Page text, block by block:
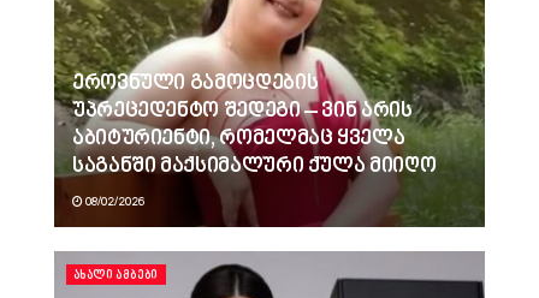
ეროვნული გამოცდების
უპრეცედენტო შედეგი – ვინ არის
აბიტურიენტი, რომელმაც ყველა
საგანში მაქსიმალური ქულა მიიღო
08/02/2026
ᲐᲮᲐᲚᲘ ᲐᲛᲑᲔᲑᲘ